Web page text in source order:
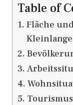
Table of
Fläche